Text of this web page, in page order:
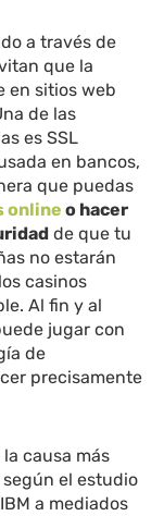
a través de
que la
en sitios web
de las
es SSL
en bancos,
que puedas
onlineo hacer
de que tu
no estarán
casinos
Al fin y al
jugar con
de
precisamente
causa más
el estudio
a mediados